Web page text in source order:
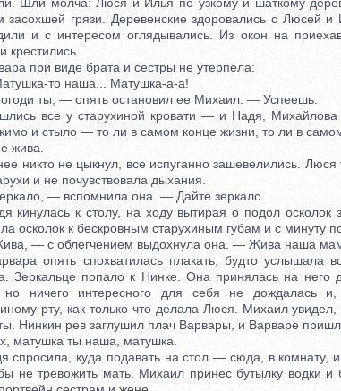
Шли молча: Люся и Илья по узкому и шаткому
засохшей грязи. Деревенские здоровались с Люсей
и с интересом оглядывались. Из окон на
крестились.
при виде брата и сестры не утерпела:
то наша... Матушка-а-а!
ты, — опять остановил ее Михаил. — Успеешь.
все у старухиной кровати — и Надя, Михайлова
и стыло — то ли в самом конце жизни, то ли в
жива.
никто не цыкнул, все испуганно зашевелились. Люся
и не почувствовала дыхания.
— вспомнила она. — Дайте зеркало.
к столу, на ходу вытирая о подол осколок
осколок к бескровным старухиным губам и с минуту
— с облегчением выдохнула она. — Жива наша
опять спохватилась плакать, будто услышала
Зеркальце попало к Нинке. Она принялась на него
но ничего интересного для себя не дождалась
рту, как только что делала Люся. Михаил
Нинкин рев заглушил плач Варвары, и Варваре
матушка ты наша, матушка.
куда подавать на стол — сюда, в комнату,
не тревожить мать. Михаил принес бутылку водки и